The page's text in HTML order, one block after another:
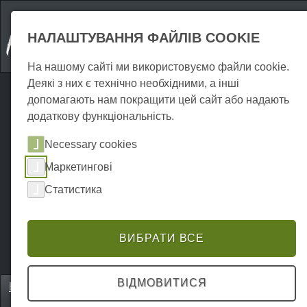
Home Attraktionen
Під відкритим небом
P0060AO00020
НАЛАШТУВАННЯ ФАЙЛІВ COOKIE
На нашому сайті ми використовуємо файли cookie.
Деякі з них є технічно необхідними, а інші
допомагають нам покращити цей сайт або надають
додаткову функціональність.
Necessary cookies
Маркетингові
Статистика
ВИБРАТИ ВСЕ
ВІДМОВИТИСЯ